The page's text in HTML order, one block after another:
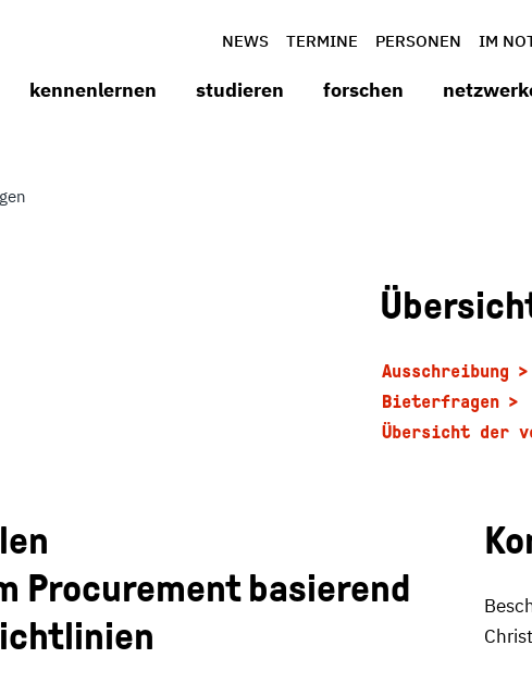
NEWS TERMINE PERSONEN IM
kennenlernen studieren forschen
Ausschreibung
Bieterfragen
Übersicht der
Procurement basierend